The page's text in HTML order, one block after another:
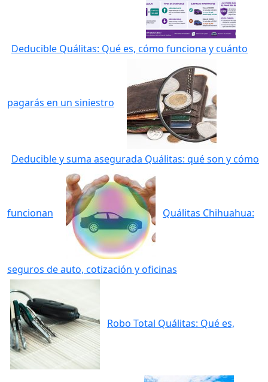
Deducible Quálitas: Qué es, cómo funciona y cuánto
pagarás en un siniestro
Deducible y suma asegurada Quálitas: qué son y cómo
funcionan Quálitas Chihuahua:
seguros de auto, cotización y oficinas
Robo Total Quálitas: Qué es,